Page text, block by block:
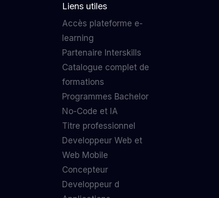
Liens utiles
Accès plateforme e-
learning
Partenaire Interskills
Catalogue complet de
formations
Programmes Bachelor
No-Code et IA
Titre professionnel
Developpeur Web et
Web Mobile
Concepteur
Developpeur d